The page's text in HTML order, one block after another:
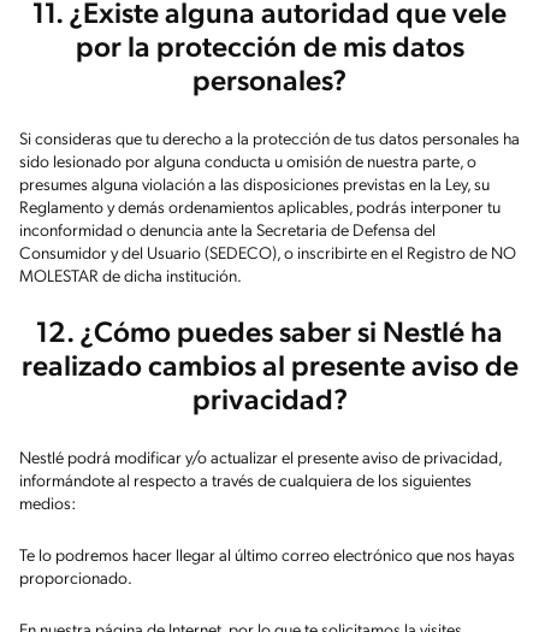
11. ¿Existe alguna autoridad que vele
por la protección de mis datos
personales?
Si consideras que tu derecho a la protección de tus datos personales ha
sido lesionado por alguna conducta u omisión de nuestra parte, o
presumes alguna violación a las disposiciones previstas en la Ley, su
Reglamento y demás ordenamientos aplicables, podrás interponer tu
inconformidad o denuncia ante la Secretaria de Defensa del
Consumidor y del Usuario (SEDECO), o inscribirte en el Registro de NO
MOLESTAR de dicha institución.
12. ¿Cómo puedes saber si Nestlé ha
realizado cambios al presente aviso de
privacidad?
Nestlé podrá modificar y/o actualizar el presente aviso de privacidad,
informándote al respecto a través de cualquiera de los siguientes
medios:
Te lo podremos hacer llegar al último correo electrónico que nos hayas
proporcionado.